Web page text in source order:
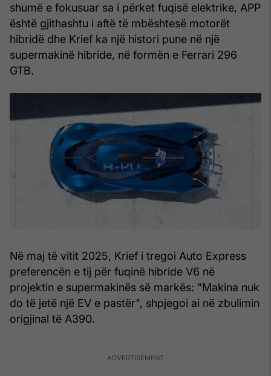
shumë e fokusuar sa i përket fuqisë elektrike, APP
është gjithashtu i aftë të mbështesë motorët
hibridë dhe Krief ka një histori pune në një
supermakinë hibride, në formën e Ferrari 296
GTB.
Në maj të vitit 2025, Krief i tregoi Auto Express
preferencën e tij për fuqinë hibride V6 në
projektin e supermakinës së markës: "Makina nuk
do të jetë një EV e pastër", shpjegoi ai në zbulimin
origjinal të A390.